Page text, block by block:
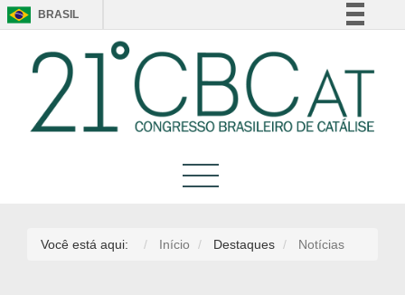
BRASIL
Comunica BR
Participe
Acesso à informação
Você está aqui: Início Destaques Notícias